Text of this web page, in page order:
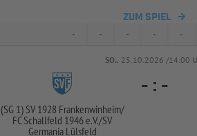
ZUM SPIEL
- - - - -
SO.. 25.10.2026 /14:00
(SG 1) SV 1928 Frankenwinheim/
FC Schallfeld 1946 e.V./SV
Germania Lülsfeld
- : -